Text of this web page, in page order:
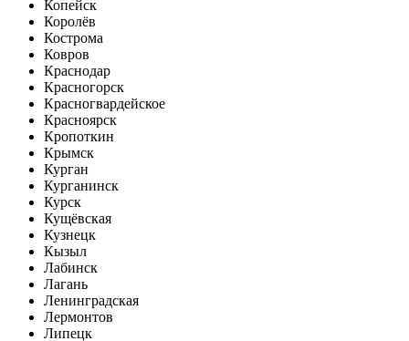
Копейск
Королёв
Кострома
Ковров
Краснодар
Красногорск
Красногвардейское
Красноярск
Кропоткин
Крымск
Курган
Курганинск
Курск
Кущёвская
Кузнецк
Кызыл
Лабинск
Лагань
Ленинградская
Лермонтов
Липецк